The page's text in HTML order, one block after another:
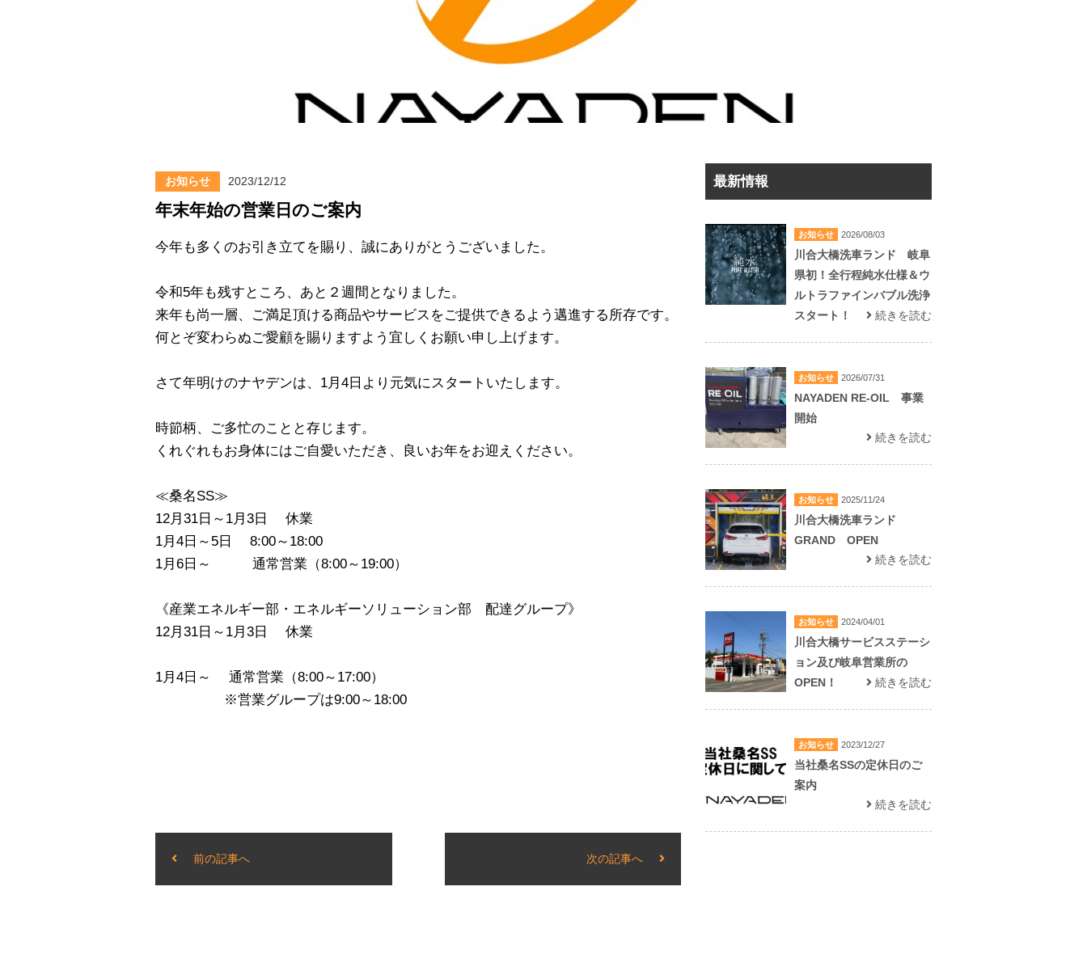
お知らせ 2023/12/12
年末年始の営業日のご案内
今年も多くのお引き立てを賜り、誠にありがとうございました。
令和5年も残すところ、あと２週間となりました。
来年も尚一層、ご満足頂ける商品やサービスをご提供できるよう邁進する所存です。
何とぞ変わらぬご愛顧を賜りますよう宜しくお願い申し上げます。
さて年明けのナヤデンは、1月4日より元気にスタートいたします。
時節柄、ご多忙のことと存じます。
くれぐれもお身体にはご自愛いただき、良いお年をお迎えください。
≪桑名SS≫
12月31日～1月3日 休業
1月4日～5日 8:00～18:00
1月6日～ 通常営業（8:00～19:00）
《産業エネルギー部・エネルギーソリューション部 配達グループ》
12月31日～1月3日 休業
1月4日～ 通常営業（8:00～17:00）
※営業グループは9:00～18:00
前の記事へ 次の記事へ
最新情報
お知らせ 2026/08/03
川合大橋洗車ランド 岐阜
県初！全行程純水仕様＆ウ
ルトラファインバブル洗浄
スタート！
続きを読む
お知らせ 2026/07/31
NAYADEN RE-OIL 事業
開始
続きを読む
お知らせ 2025/11/24
川合大橋洗車ランド
GRAND OPEN
続きを読む
お知らせ 2024/04/01
川合大橋サービスステーシ
ョン及び岐阜営業所の
OPEN！
続きを読む
お知らせ 2023/12/27
当社桑名SSの定休日のご
案内
続きを読む